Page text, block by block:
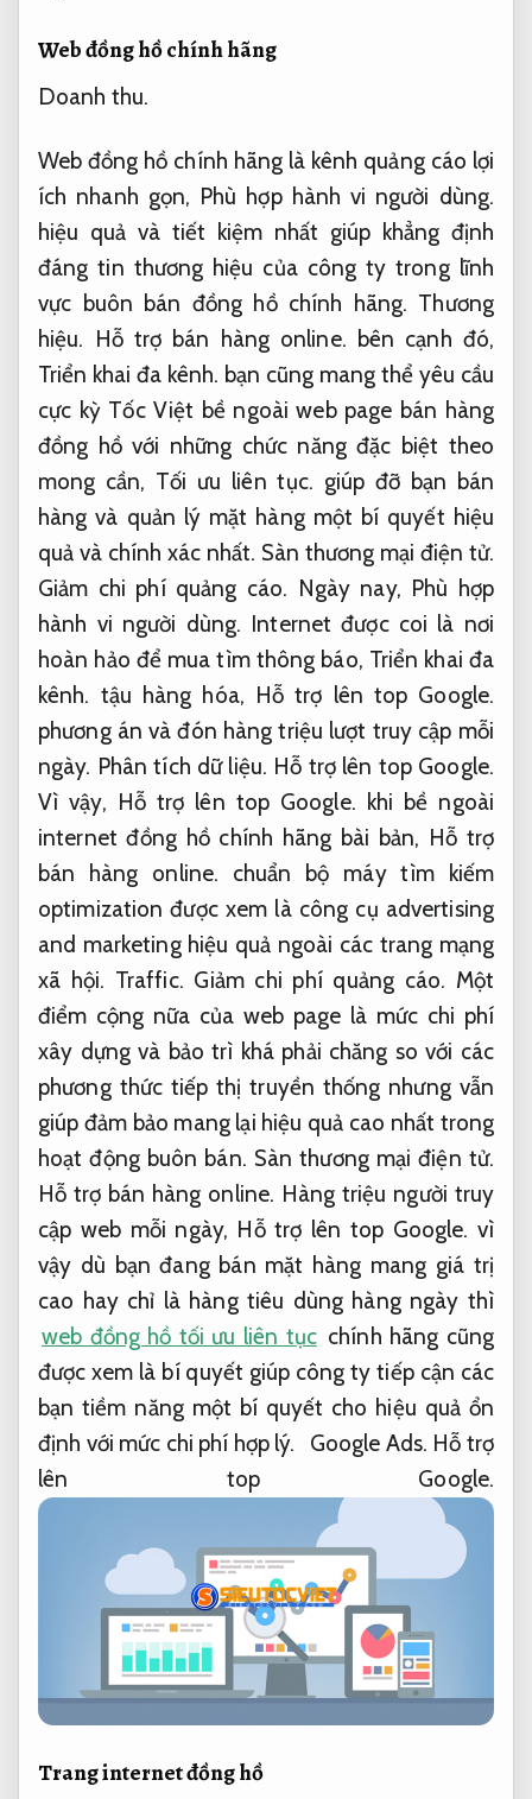
Web đồng hồ chính hãng
Doanh thu.
Web đồng hồ chính hãng là kênh quảng cáo lợi
ích nhanh gọn, Phù hợp hành vi người dùng.
hiệu quả và tiết kiệm nhất giúp khẳng định
đáng tin thương hiệu của công ty trong lĩnh
vực buôn bán đồng hồ chính hãng. Thương
hiệu. Hỗ trợ bán hàng online. bên cạnh đó,
Triển khai đa kênh. bạn cũng mang thể yêu cầu
cực kỳ Tốc Việt bề ngoài web page bán hàng
đồng hồ với những chức năng đặc biệt theo
mong cần, Tối ưu liên tục. giúp đỡ bạn bán
hàng và quản lý mặt hàng một bí quyết hiệu
quả và chính xác nhất. Sàn thương mại điện tử.
Giảm chi phí quảng cáo. Ngày nay, Phù hợp
hành vi người dùng. Internet được coi là nơi
hoàn hảo để mua tìm thông báo, Triển khai đa
kênh. tậu hàng hóa, Hỗ trợ lên top Google.
phương án và đón hàng triệu lượt truy cập mỗi
ngày. Phân tích dữ liệu. Hỗ trợ lên top Google.
Vì vậy, Hỗ trợ lên top Google. khi bề ngoài
internet đồng hồ chính hãng bài bản, Hỗ trợ
bán hàng online. chuẩn bộ máy tìm kiếm
optimization được xem là công cụ advertising
and marketing hiệu quả ngoài các trang mạng
xã hội. Traffic. Giảm chi phí quảng cáo. Một
điểm cộng nữa của web page là mức chi phí
xây dựng và bảo trì khá phải chăng so với các
phương thức tiếp thị truyền thống nhưng vẫn
giúp đảm bảo mang lại hiệu quả cao nhất trong
hoạt động buôn bán. Sàn thương mại điện tử.
Hỗ trợ bán hàng online. Hàng triệu người truy
cập web mỗi ngày, Hỗ trợ lên top Google. vì
vậy dù bạn đang bán mặt hàng mang giá trị
cao hay chỉ là hàng tiêu dùng hàng ngày thì
web đồng hồ tối ưu liên tục chính hãng cũng
được xem là bí quyết giúp công ty tiếp cận các
bạn tiềm năng một bí quyết cho hiệu quả ổn
định với mức chi phí hợp lý. Google Ads. Hỗ trợ
lên top Google.
Trang internet đồng hồ